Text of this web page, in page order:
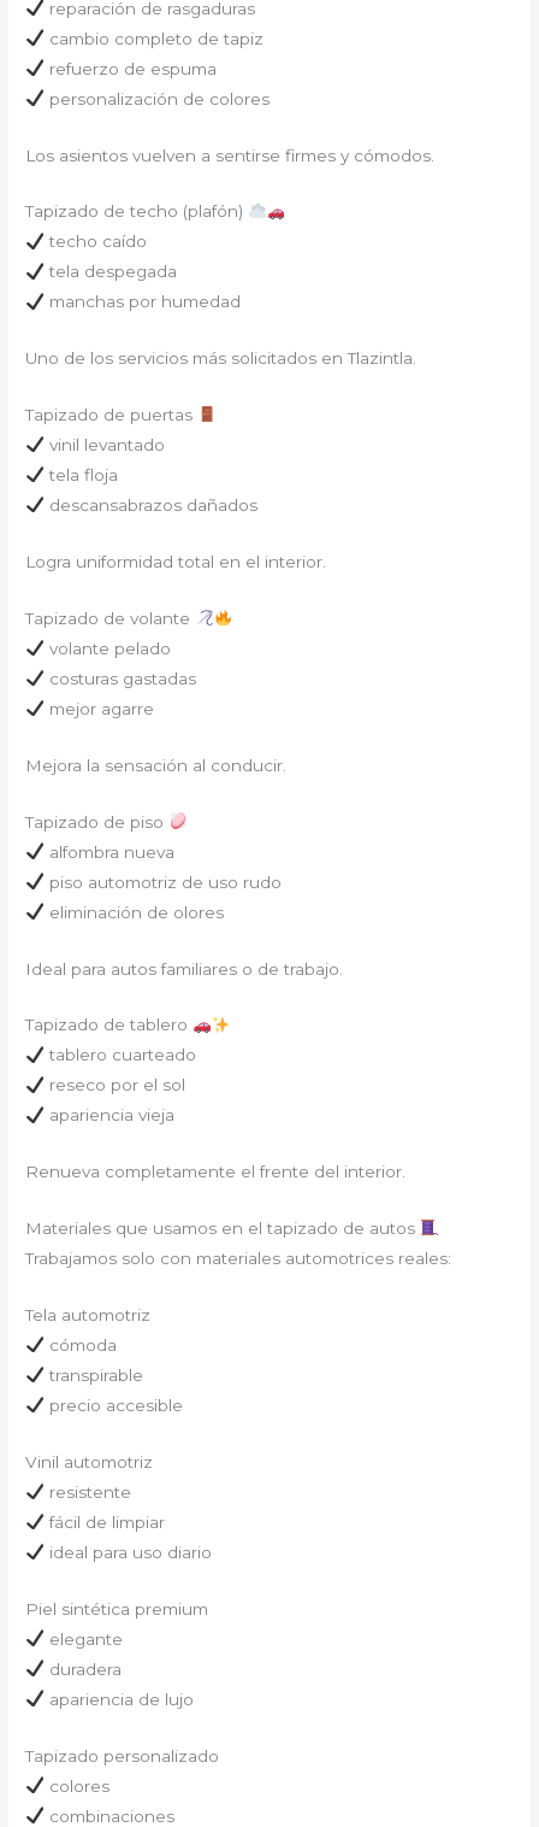
reparación de rasgaduras
cambio completo de tapiz
refuerzo de espuma
personalización de colores
Los asientos vuelven a sentirse firmes y cómodos.
Tapizado de techo (plafón)
techo caído
tela despegada
manchas por humedad
Uno de los servicios más solicitados en Tlazintla.
Tapizado de puertas
vinil levantado
tela floja
descansabrazos dañados
Logra uniformidad total en el interior.
Tapizado de volante
volante pelado
costuras gastadas
mejor agarre
Mejora la sensación al conducir.
Tapizado de piso
alfombra nueva
piso automotriz de uso rudo
eliminación de olores
Ideal para autos familiares o de trabajo.
Tapizado de tablero
tablero cuarteado
reseco por el sol
apariencia vieja
Renueva completamente el frente del interior.
Materiales que usamos en el tapizado de autos
Trabajamos solo con materiales automotrices reales:
Tela automotriz
cómoda
transpirable
precio accesible
Vinil automotriz
resistente
fácil de limpiar
ideal para uso diario
Piel sintética premium
elegante
duradera
apariencia de lujo
Tapizado personalizado
colores
combinaciones